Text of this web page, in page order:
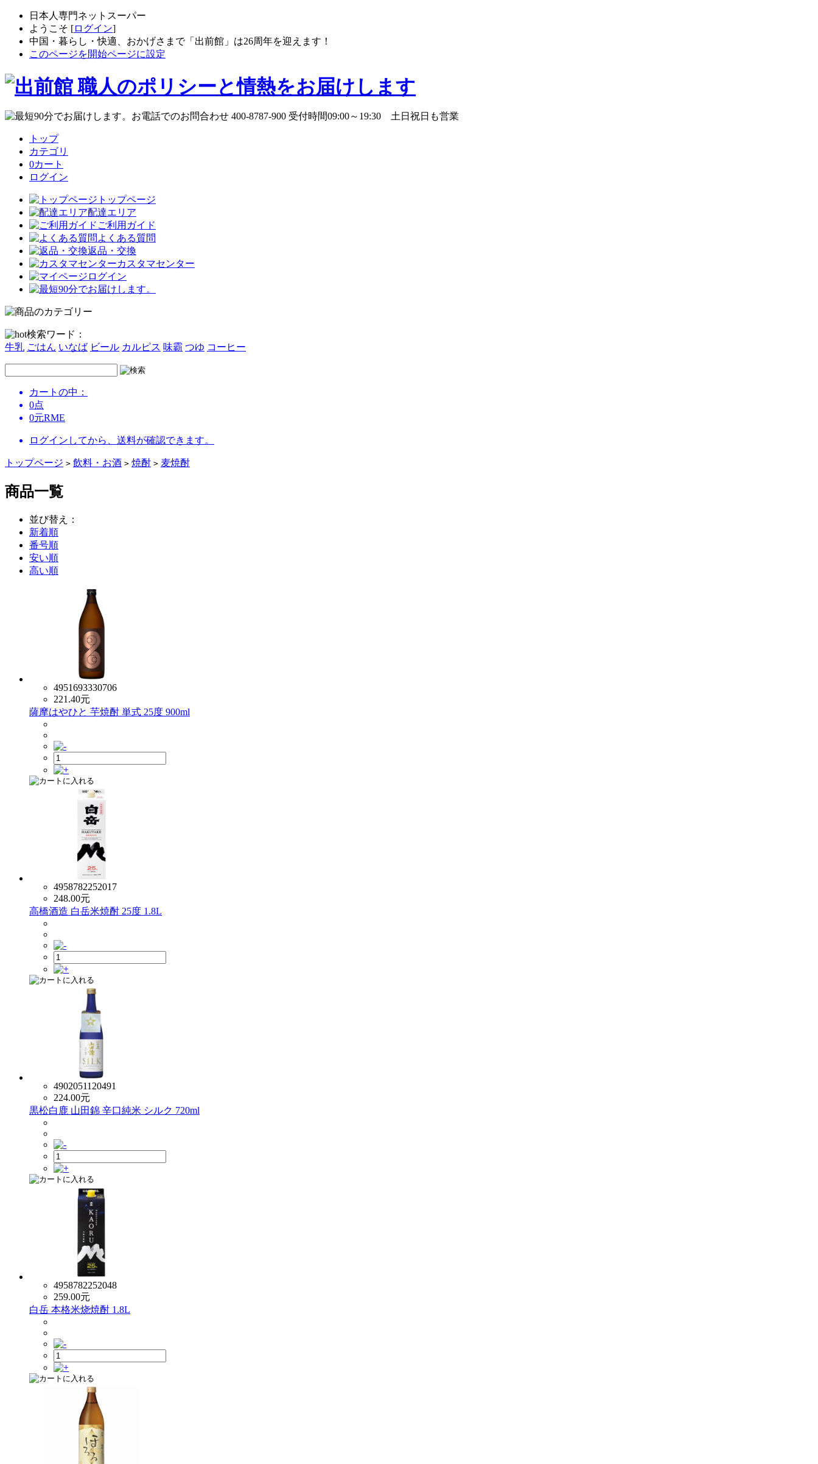
日本人専門ネットスーパー
ようこそ [ログイン]
中国・暮らし・快適、おかげさまで「出前館」は26周年を迎えます！
このページを開始ページに設定
トップ
カテゴリ
0カート
ログイン
トップページ
配達エリア
ご利用ガイド
よくある質問
返品・交換
カスタマセンター
ログイン
検索ワード：
牛乳 ごはん いなば ビール カルピス 味霸 つゆ コーヒー
カートの中：
0点
0元RME
ログインしてから、送料が確認できます。
トップページ > 飲料・お酒 > 焼酎 > 麦焼酎
商品一覧
並び替え：
新着順
番号順
安い順
高い順
4951693330706
221.40元
薩摩はやひと 芋焼酎 単式 25度 900ml
4958782252017
248.00元
高橋酒造 白岳米焼酎 25度 1.8L
4902051120491
224.00元
黒松白鹿 山田錦 辛口純米 シルク 720ml
4958782252048
259.00元
白岳 本格米烧焼酎 1.8L